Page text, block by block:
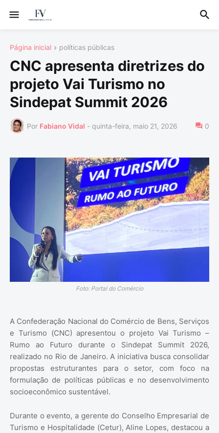
Página inicial políticas públicas
CNC apresenta diretrizes do
projeto Vai Turismo no
Sindepat Summit 2026
Por Fabiano Vidal - quinta-feira, maio 21, 2026 0
Foto: Portal do Comércio
A Confederação Nacional do Comércio de Bens, Serviços
e Turismo (CNC) apresentou o projeto Vai Turismo –
Rumo ao Futuro durante o Sindepat Summit 2026,
realizado no Rio de Janeiro. A iniciativa busca consolidar
propostas estruturantes para o setor, com foco na
formulação de políticas públicas e no desenvolvimento
socioeconômico sustentável.
Durante o evento, a gerente do Conselho Empresarial de
Turismo e Hospitalidade (Cetur), Aline Lopes, destacou a